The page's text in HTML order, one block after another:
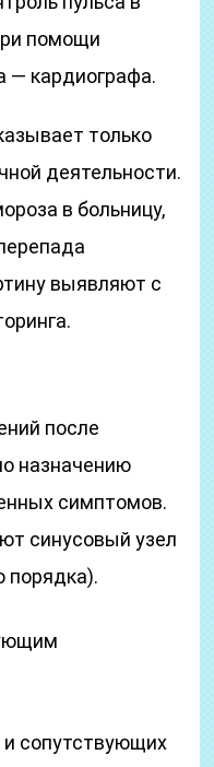
помощи
— кардиографа.
только
деятельности.
в больницу,
выявляют с
после
назначению
симптомов.
синусовый узел
порядка).
и сопутствующих